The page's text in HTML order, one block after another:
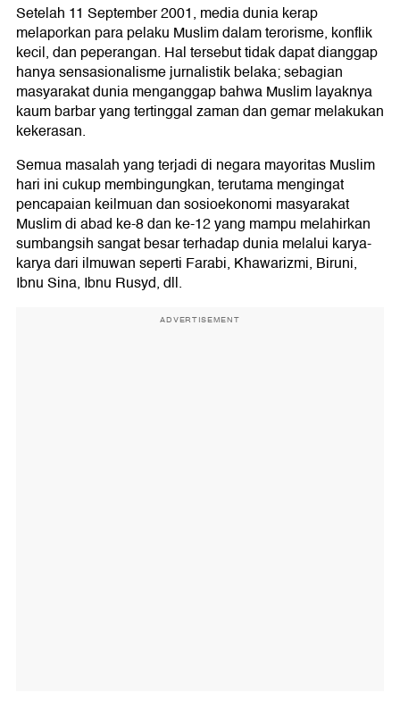
Setelah 11 September 2001, media dunia kerap
melaporkan para pelaku Muslim dalam terorisme, konflik
kecil, dan peperangan. Hal tersebut tidak dapat dianggap
hanya sensasionalisme jurnalistik belaka; sebagian
masyarakat dunia menganggap bahwa Muslim layaknya
kaum barbar yang tertinggal zaman dan gemar melakukan
kekerasan.
Semua masalah yang terjadi di negara mayoritas Muslim
hari ini cukup membingungkan, terutama mengingat
pencapaian keilmuan dan sosioekonomi masyarakat
Muslim di abad ke-8 dan ke-12 yang mampu melahirkan
sumbangsih sangat besar terhadap dunia melalui karya-
karya dari ilmuwan seperti Farabi, Khawarizmi, Biruni,
Ibnu Sina, Ibnu Rusyd, dll.
ADVERTISEMENT